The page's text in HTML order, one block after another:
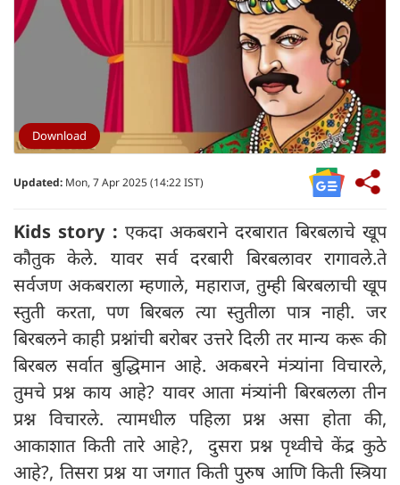
Download
Updated: Mon, 7 Apr 2025 (14:22 IST)
Kids story : एकदा अकबराने दरबारात बिरबलाचे खूप
कौतुक केले. यावर सर्व दरबारी बिरबलावर रागावले.ते
सर्वजण अकबराला म्हणाले, महाराज, तुम्ही बिरबलाची खूप
स्तुती करता, पण बिरबल त्या स्तुतीला पात्र नाही. जर
बिरबलने काही प्रश्नांची बरोबर उत्तरे दिली तर मान्य करू की
बिरबल सर्वात बुद्धिमान आहे. अकबरने मंत्र्यांना विचारले,
तुमचे प्रश्न काय आहे? यावर आता मंत्र्यांनी बिरबलला तीन
प्रश्न विचारले. त्यामधील पहिला प्रश्न असा होता की,
आकाशात किती तारे आहे?, दुसरा प्रश्न पृथ्वीचे केंद्र कुठे
आहे?, तिसरा प्रश्न या जगात किती पुरुष आणि किती स्त्रिया